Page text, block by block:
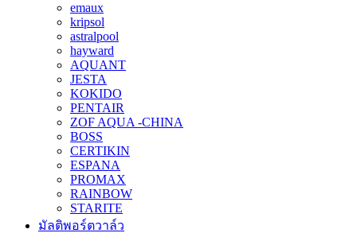
emaux
kripsol
astralpool
hayward
AQUANT
JESTA
KOKIDO
PENTAIR
ZOF AQUA -CHINA
BOSS
CERTIKIN
ESPANA
PROMAX
RAINBOW
STARITE
มัลติพอร์ตวาล์ว